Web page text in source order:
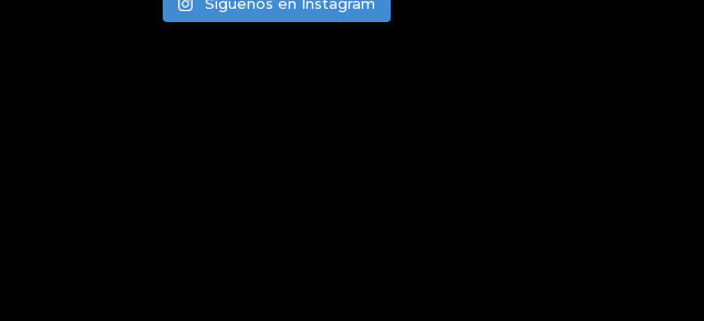
Síguenos en Instagram